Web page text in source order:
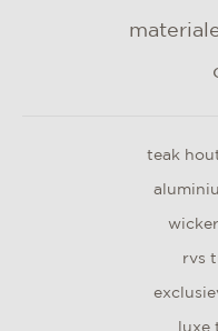
teak
rvs
luxe